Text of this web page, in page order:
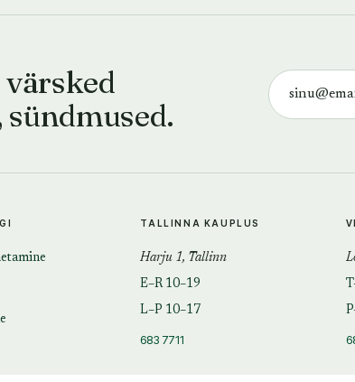
TALLINNA KAUPLUS
Harju 1, Tallinn
E–R 10–19
L–P 10–17
683 7711